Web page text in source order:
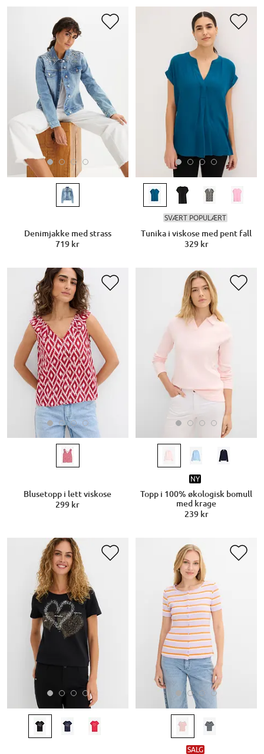
Denimjakke med strass
719 kr
SVÆRT POPULÆRT
Tunika i viskose med pent fall
329 kr
Blusetopp i lett viskose
299 kr
NY
Topp i 100% økologisk bomull
med krage
239 kr
SALG